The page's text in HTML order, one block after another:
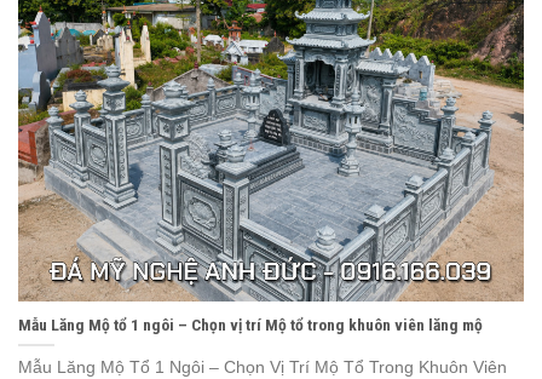
Mẫu Lăng Mộ tổ 1 ngôi – Chọn vị trí Mộ tổ trong khuôn viên lăng mộ
Mẫu Lăng Mộ Tổ 1 Ngôi – Chọn Vị Trí Mộ Tổ Trong Khuôn Viên